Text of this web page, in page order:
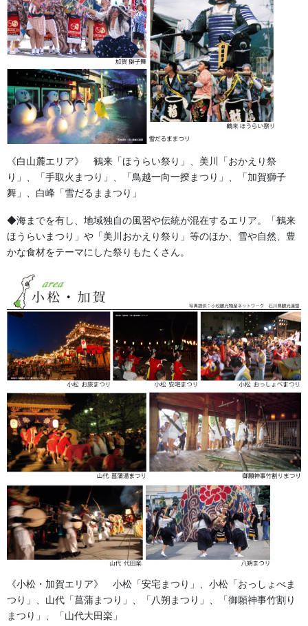
是非、ご検討ください。
森景楽天市場店でお祭り用品多数販売中です！
森景ヤフーショッピング店でお祭り用品多数販売中です！
金沢・祭りの森佐
お祭り衣装・お祭り用品のご相談は金沢・森佐へお気軽にお問
い合わせください。
伝統行事、お祭りで地域に笑顔を！！
076-237-8888
営業時間 10:00-18:00 〒920-0061金沢市問屋町2丁目85
(FAX076-237-7150)
人形の森佐は12月〜4月末まで土曜、日曜も営業。
お問い合わせ
カテゴリー 提灯 祭
獅子舞・衣裳・別仕立・小物
前の記事
《白山麓エリア》 鶴来「ほうらい祭り」、美川「おかえり祭
り」、「手取火まつり」、「鳥越一向一揆まつり」、「加賀獅子
舞」、白峰「雪だるままつり」
◆海までを有し、地域独自の風習や伝統が混在するエリア。「鶴来
ほうらいまつり」や「美川おかえり祭り」等のほか、雪や自然、豊
かな食材をテーマにした祭りもたくさん。
《小松・加賀エリア》 小松「安宅まつり」、小松「おっしょべま
つり」、山代「菖蒲まつり」、「八朔まつり」、「御願神事竹割り
まつり」、「山代大田楽」